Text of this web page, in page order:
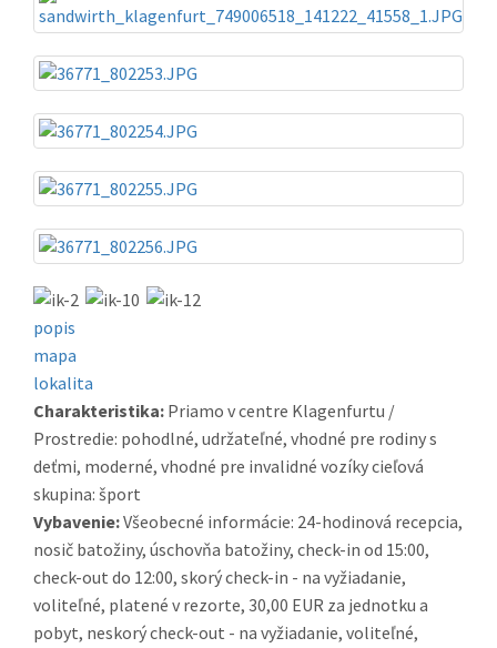
popis
mapa
lokalita
Charakteristika: Priamo v centre Klagenfurtu /
Prostredie: pohodlné, udržateľné, vhodné pre rodiny s
deťmi, moderné, vhodné pre invalidné vozíky cieľová
skupina: šport
Vybavenie:Všeobecné informácie: 24-hodinová recepcia,
nosič batožiny, úschovňa batožiny, check-in od 15:00,
check-out do 12:00, skorý check-in - na vyžiadanie,
voliteľné, platené v rezorte, 30,00 EUR za jednotku a
pobyt, neskorý check-out - na vyžiadanie, voliteľné,